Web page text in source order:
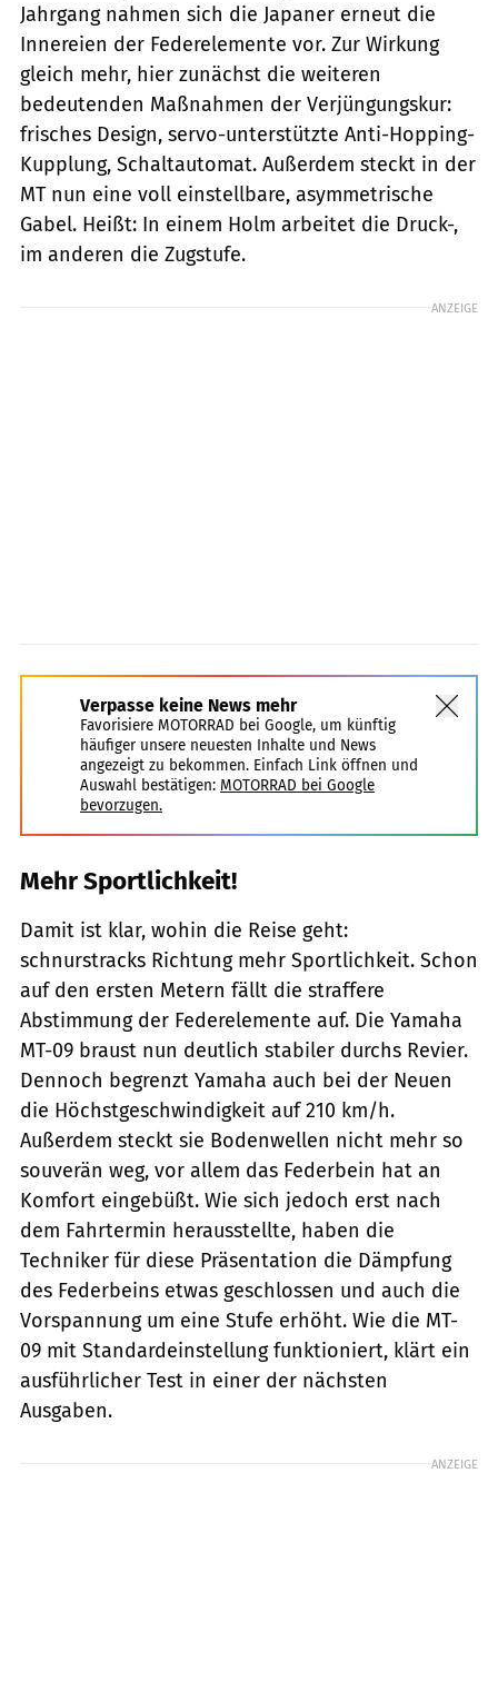
Jahrgang nahmen sich die Japaner erneut die
Innereien der Federelemente vor. Zur Wirkung
gleich mehr, hier zunächst die weiteren
bedeutenden Maßnahmen der Verjüngungskur:
frisches Design, servo-unterstützte Anti-Hopping-
Kupplung, Schaltautomat. Außerdem steckt in der
MT nun eine voll einstellbare, asymmetrische
Gabel. Heißt: In einem Holm arbeitet die Druck-,
im anderen die Zugstufe.
ANZEIGE
Verpasse keine News mehr
Favorisiere MOTORRAD bei Google, um künftig
häufiger unsere neuesten Inhalte und News
angezeigt zu bekommen. Einfach Link öffnen und
Auswahl bestätigen: MOTORRAD bei Google
bevorzugen.
Mehr Sportlichkeit!
Damit ist klar, wohin die Reise geht:
schnurstracks Richtung mehr Sportlichkeit. Schon
auf den ersten Metern fällt die straffere
Abstimmung der Federelemente auf. Die Yamaha
MT-09 braust nun deutlich stabiler durchs Revier.
Dennoch begrenzt Yamaha auch bei der Neuen
die Höchstgeschwindigkeit auf 210 km/h.
Außerdem steckt sie Bodenwellen nicht mehr so
souverän weg, vor allem das Federbein hat an
Komfort eingebüßt. Wie sich jedoch erst nach
dem Fahrtermin herausstellte, haben die
Techniker für diese Präsentation die Dämpfung
des Federbeins etwas geschlossen und auch die
Vorspannung um eine Stufe erhöht. Wie die MT-
09 mit Standardeinstellung funktioniert, klärt ein
ausführlicher Test in einer der nächsten
Ausgaben.
ANZEIGE